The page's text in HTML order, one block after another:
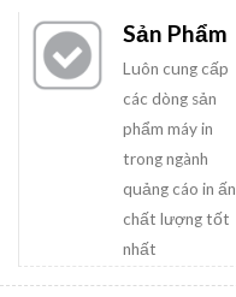
Sản Phẩm
Luôn cung cấp
các dòng sản
phẩm máy in
trong ngành
quảng cáo in ấn
chất lượng tốt
nhất